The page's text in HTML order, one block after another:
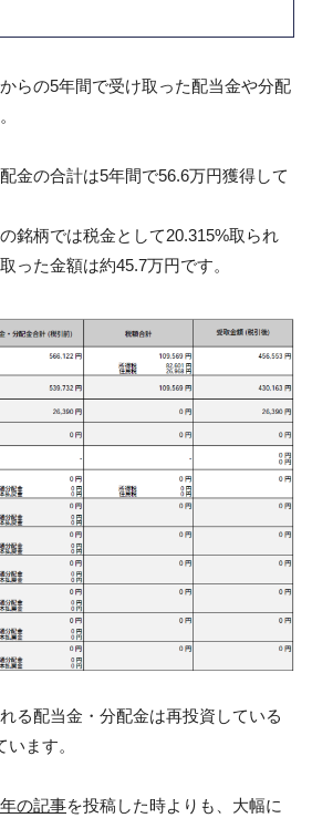
らの5年間で受け取った配当金や分配
金の合計は5年間で56.6万円獲得して
銘柄では税金として20.315%取られ
った金額は約45.7万円です。
る配当金・分配金は再投資している
ます。
の記事を投稿した時よりも、大幅に